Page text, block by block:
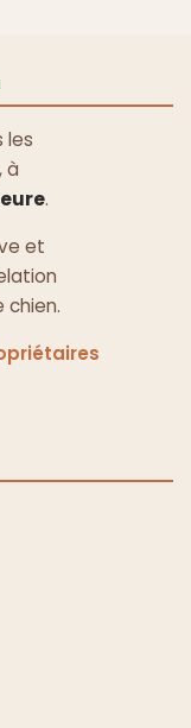
les
, à
.
et
chien.